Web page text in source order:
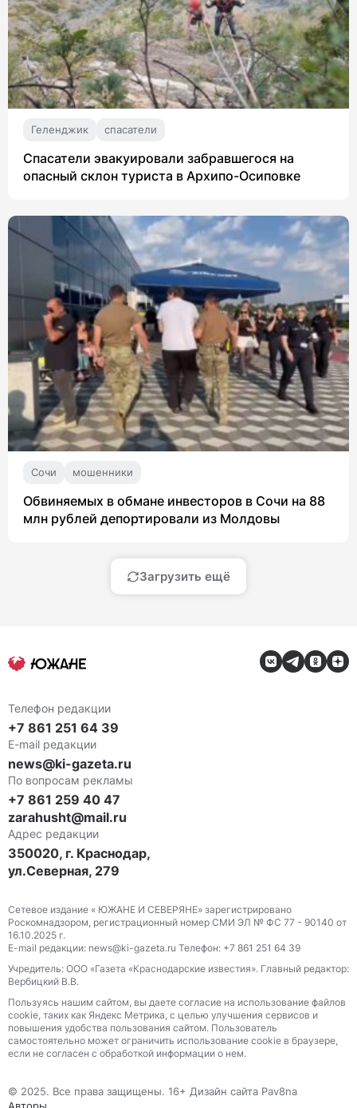
Геленджик спасатели
Спасатели эвакуировали забравшегося на
опасный склон туриста в Архипо-Осиповке
Сочи мошенники
Обвиняемых в обмане инвесторов в Сочи на 88
млн рублей депортировали из Молдовы
Загрузить ещё
Телефон редакции
+7 861 251 64 39
E-mail редакции
news@ki-gazeta.ru
По вопросам рекламы
+7 861 259 40 47
zarahusht@mail.ru
Адрес редакции
350020, г. Краснодар,
ул.Северная, 279
Сетевое издание « ЮЖАНЕ И СЕВЕРЯНЕ» зарегистрировано
Роскомнадзором, регистрационный номер СМИ ЭЛ № ФС 77 - 90140 от
16.10.2025 г.
E-mail редакции: news@ki-gazeta.ru Телефон: +7 861 251 64 39
Учредитель: ООО «Газета «Краснодарские известия». Главный редактор:
Вербицкий В.В.
Пользуясь нашим сайтом, вы даете согласие на использование файлов
сооkіе, таких как Яндекс Метрика, с целью улучшения сервисов и
повышения удобства пользования сайтом. Пользователь
самостоятельно может ограничить использование сооkіе в браузере,
если не согласен с обработкой информации о нем.
© 2025. Все права защищены. 16+ Дизайн сайта Pav8na